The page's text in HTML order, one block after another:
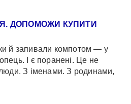
ДОПОМОЖИ КУПИТИ
й запивали компотом — у
І є поранені. Це не
З іменами. З родинами,